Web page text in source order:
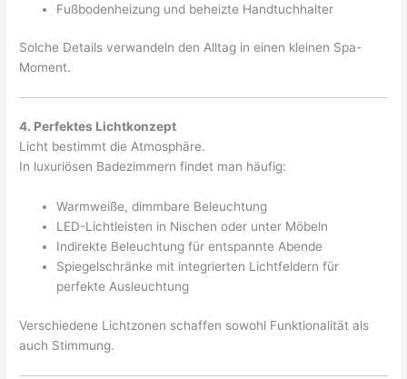
Fußbodenheizung und beheizte Handtuchhalter
Solche Details verwandeln den Alltag in einen kleinen Spa-
Moment.
4. Perfektes Lichtkonzept
Licht bestimmt die Atmosphäre.
In luxuriösen Badezimmern findet man häufig:
Warmweiße, dimmbare Beleuchtung
LED-Lichtleisten in Nischen oder unter Möbeln
Indirekte Beleuchtung für entspannte Abende
Spiegelschränke mit integrierten Lichtfeldern für
perfekte Ausleuchtung
Verschiedene Lichtzonen schaffen sowohl Funktionalität als
auch Stimmung.